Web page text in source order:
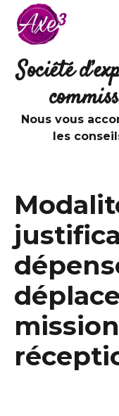
Aller au contenu
Société
Nous vous
les